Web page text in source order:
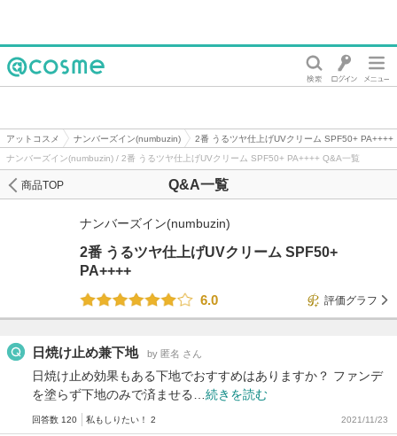
アットコスメ ナンバーズイン(numbuzin)
2番 うるツヤ仕上げUVクリーム SPF50+ PA++++
ナンバーズイン(numbuzin) / 2番 うるツヤ仕上げUVクリーム SPF50+ PA++++ Q&A一覧
Q&A一覧
商品TOP
ナンバーズイン(numbuzin)
2番 うるツヤ仕上げUVクリーム SPF50+
PA++++
6.0
評価グラフ
日焼け止め兼下地 by 匿名 さん
日焼け止め効果もある下地でおすすめはありますか？ ファンデ
を塗らず下地のみで済ませる… 続きを読む
回答数 120 私もしりたい！ 2 2021/11/23